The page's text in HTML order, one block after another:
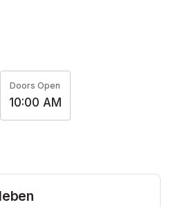
Doors Open
10:00 AM